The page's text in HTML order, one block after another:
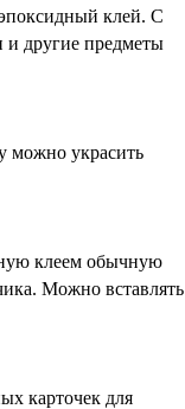
клей. С
и другие предметы
можно украсить
клеем обычную
Можно вставлять
карточек для